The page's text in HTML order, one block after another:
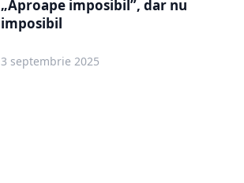
„Aproape imposibil”, dar nu
imposibil
3 septembrie 2025